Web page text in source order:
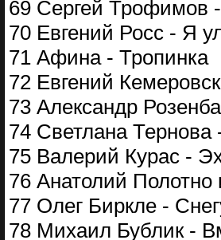
69 Сергей Трофимов
70 Евгений Росс - Я
71 Афина - Тропинка
72 Евгений
73 Александр
74 Светлана Тернова
75 Валерий Курас -
76 Анатолий
77 Олег Биркле -
78 Михаил Бублик -